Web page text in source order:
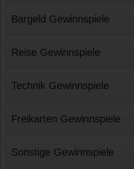
Bargeld Gewinnspiele
Reise Gewinnspiele
Technik Gewinnspiele
Freikarten Gewinnspiele
Sonstige Gewinnspiele